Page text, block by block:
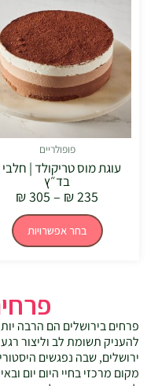
פופולריים
עוגת מוס טריקולד |
בד״ץ
₪235
–
₪305
עד
בחר אפשרויות
יש
ניתן
פרחים בירושלים הם הרבה
להעניק תשומת לב וליצור
ירושלים, שבה נפגשים
מקום מרכזי בחיי היום יום